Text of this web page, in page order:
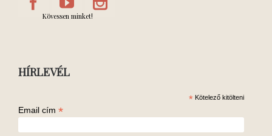
Kövessen minket!
HÍRLEVÉL
* Kötelező kitölteni
Email cím *